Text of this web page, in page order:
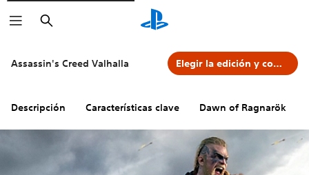
Buscar
Assassin's Creed Valhalla
Descripción Características clave Dawn of Ragnarök
Elegir la edición y comprar